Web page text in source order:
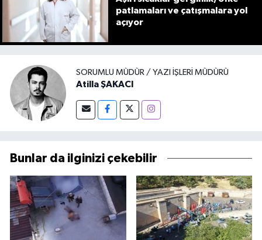
patlamaları ve çatışmalara yol
açıyor
SORUMLU MÜDÜR / YAZI İŞLERI MÜDÜRÜ
Atilla ŞAKACI
Bunlar da ilginizi çekebilir